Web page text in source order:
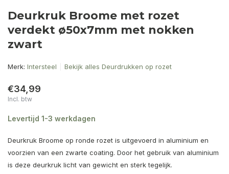
Deurkruk Broome met rozet
verdekt ø50x7mm met nokken
zwart
Merk: Intersteel Bekijk alles Deurdrukken op rozet
€34,99
Incl. btw
Levertijd 1-3 werkdagen
Deurkruk Broome op ronde rozet is uitgevoerd in aluminium en
voorzien van een zwarte coating. Door het gebruik van aluminium
is deze deurkruk licht van gewicht en sterk tegelijk.